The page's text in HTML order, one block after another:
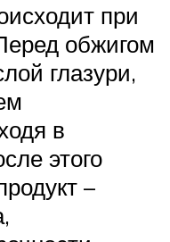
при
обжигом
глазури,
в
этого
–